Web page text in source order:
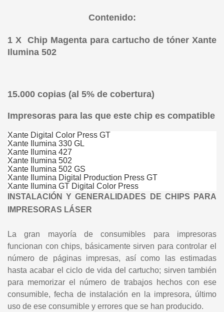
Contenido:
1 X Chip Magenta para cartucho de tóner Xante
Ilumina 502
15.000 copias (al 5% de cobertura)
Impresoras para las que este chip es compatible
Xante Digital Color Press GT
Xante Ilumina 330 GL
Xante Ilumina 427
Xante Ilumina 502
Xante Ilumina 502 GS
Xante Ilumina Digital Production Press GT
Xante Ilumina GT Digital Color Press
INSTALACIÓN Y GENERALIDADES DE CHIPS PARA
IMPRESORAS LÁSER
La gran mayoría de consumibles para impresoras
funcionan con chips, básicamente sirven para controlar el
número de páginas impresas, así como las estimadas
hasta acabar el ciclo de vida del cartucho; sirven también
para memorizar el número de trabajos hechos con ese
consumible, fecha de instalación en la impresora, último
uso de ese consumible y errores que se han producido.